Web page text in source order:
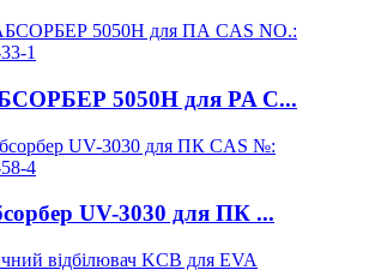
5050H для PA C...
UV-3030 для ПК ...